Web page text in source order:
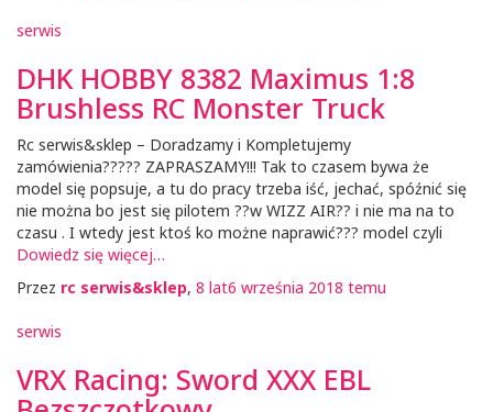
serwis
DHK HOBBY 8382 Maximus 1:8
Brushless RC Monster Truck
Rc serwis&sklep – Doradzamy i Kompletujemy
zamówienia????? ZAPRASZAMY!!! Tak to czasem bywa że
model się popsuje, a tu do pracy trzeba iść, jechać, spóźnić się
nie można bo jest się pilotem ??w WIZZ AIR?? i nie ma na to
czasu . I wtedy jest ktoś ko możne naprawić?️?️?️ model czyli
Dowiedz się więcej…
Przez rc serwis&sklep, 8 lat6 września 2018 temu
serwis
VRX Racing: Sword XXX EBL